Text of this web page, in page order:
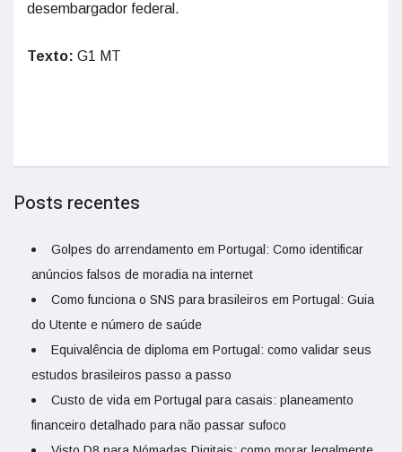
desembargador federal.
Texto: G1 MT
Posts recentes
Golpes do arrendamento em Portugal: Como identificar
anúncios falsos de moradia na internet
Como funciona o SNS para brasileiros em Portugal: Guia
do Utente e número de saúde
Equivalência de diploma em Portugal: como validar seus
estudos brasileiros passo a passo
Custo de vida em Portugal para casais: planeamento
financeiro detalhado para não passar sufoco